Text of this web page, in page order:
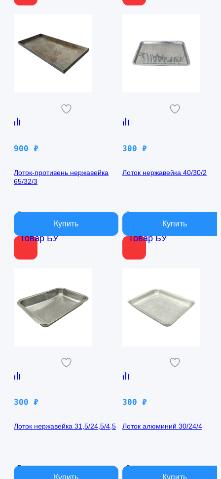
Товар БУ
900 ₽
Лоток-противень нержавейка
65/32/3
В наличии
Товар БУ
300 ₽
Лоток нержавейка 40/30/2
В наличии
300 ₽
Лоток нержавейка 31,5/24,5/4,5
В наличии
300 ₽
Лоток алюминий 30/24/4
В наличии